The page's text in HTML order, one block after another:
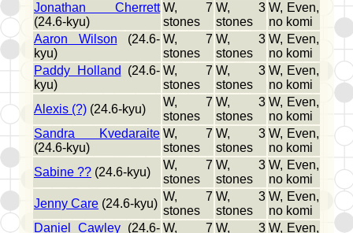
Jonathan Cherrett
(24.6-kyu)
W, 7
stones
W, 3
stones
W, Even,
no komi
Aaron Wilson (24.6-
kyu)
W, 7
stones
W, 3
stones
W, Even,
no komi
Paddy Holland (24.6-
kyu)
W, 7
stones
W, 3
stones
W, Even,
no komi
Alexis (?) (24.6-kyu)
W, 7
stones
W, 3
stones
W, Even,
no komi
Sandra Kvedaraite
(24.6-kyu)
W, 7
stones
W, 3
stones
W, Even,
no komi
Sabine ?? (24.6-kyu)
W, 7
stones
W, 3
stones
W, Even,
no komi
Jenny Care (24.6-kyu)
W, 7
stones
W, 3
stones
W, Even,
no komi
Daniel Cawley (24.6- W, 7 W, 3 W, Even,